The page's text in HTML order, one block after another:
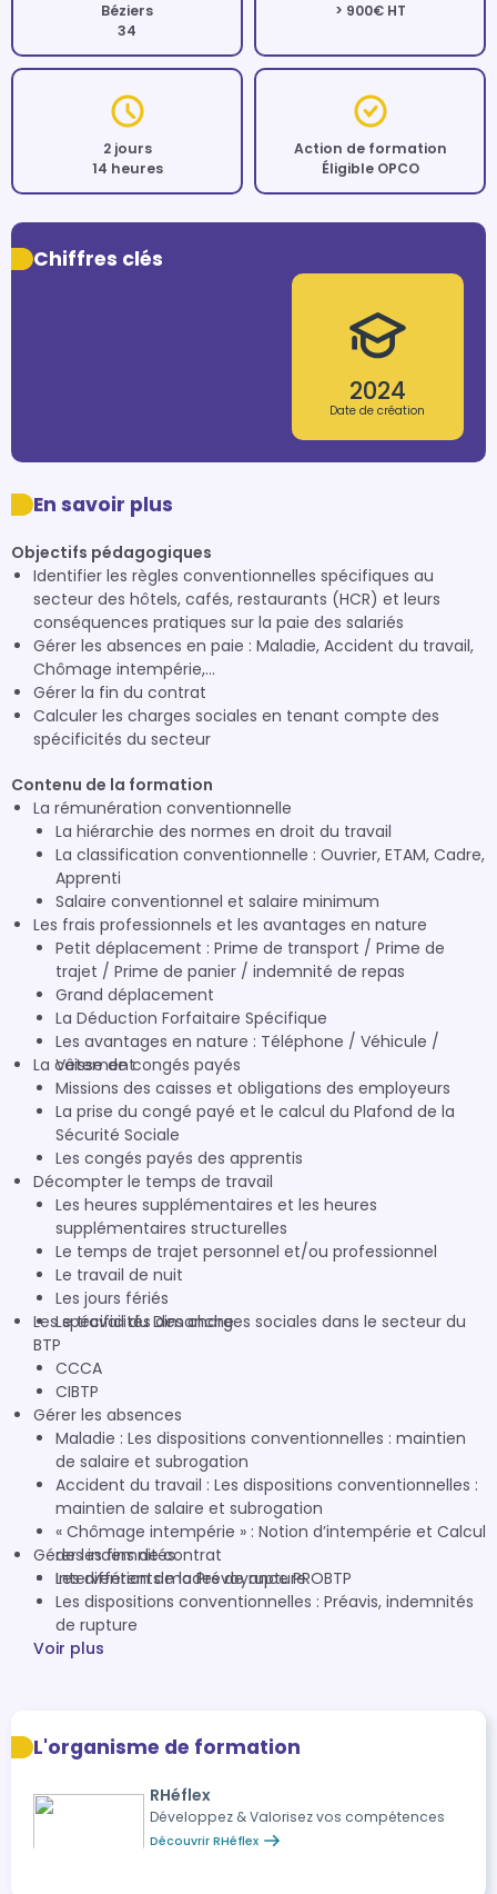
Béziers
34
> 900€ HT
2 jours
14 heures
Action de formation
Éligible OPCO
Chiffres clés
2024
Date de création
En savoir plus
Objectifs pédagogiques
Identifier les règles conventionnelles spécifiques au
secteur des hôtels, cafés, restaurants (HCR) et leurs
conséquences pratiques sur la paie des salariés
Gérer les absences en paie : Maladie, Accident du travail,
Chômage intempérie,…
Gérer la fin du contrat
Calculer les charges sociales en tenant compte des
spécificités du secteur
Contenu de la formation
La rémunération conventionnelle
La hiérarchie des normes en droit du travail
La classification conventionnelle : Ouvrier, ETAM, Cadre,
Apprenti
Salaire conventionnel et salaire minimum
Les frais professionnels et les avantages en nature
Petit déplacement : Prime de transport / Prime de
trajet / Prime de panier / indemnité de repas
Grand déplacement
La Déduction Forfaitaire Spécifique
Les avantages en nature : Téléphone / Véhicule /
Vêtement
La caisse de congés payés
Missions des caisses et obligations des employeurs
La prise du congé payé et le calcul du Plafond de la
Sécurité Sociale
Les congés payés des apprentis
Décompter le temps de travail
Les heures supplémentaires et les heures
supplémentaires structurelles
Le temps de trajet personnel et/ou professionnel
Le travail de nuit
Les jours fériés
Le travail du Dimanche
Les spécificités des charges sociales dans le secteur du
BTP
CCCA
CIBTP
Gérer les absences
Maladie : Les dispositions conventionnelles : maintien
de salaire et subrogation
Accident du travail : Les dispositions conventionnelles :
maintien de salaire et subrogation
« Chômage intempérie » : Notion d’intempérie et Calcul
des indemnités
Intervention de la Prévoyance PROBTP
Gérer les fins de contrat
Les différents modes de rupture
Les dispositions conventionnelles : Préavis, indemnités
de rupture
Voir plus
L'organisme de formation
RHéflex
Développez & Valorisez vos compétences
Découvrir RHéflex